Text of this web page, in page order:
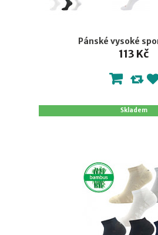
Pánské vysoké
113 Kč
Skladem